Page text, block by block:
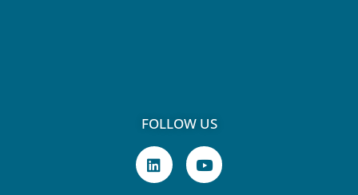
FOLLOW US
L
i
n
Y
o
u